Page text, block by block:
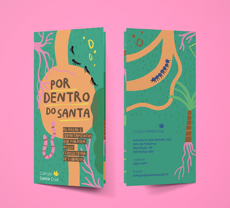
Mapa conceitual Por Dentro do Santa